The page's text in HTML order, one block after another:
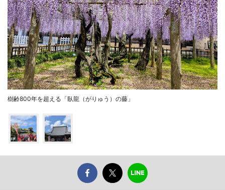
樹齢800年を超える「臥龍（がりゅう）の藤」